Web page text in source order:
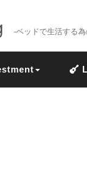
-ベッドで生活する